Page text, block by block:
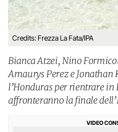
Credits: Frezza La Fata/IPA
Bianca Atzei, Nino
Amaurys Perez e
l’Honduras per rientrare
affronteranno la finale
VIDEO